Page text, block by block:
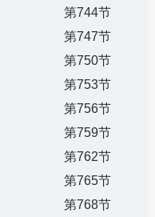
第744节
第747节
第750节
第753节
第756节
第759节
第762节
第765节
第768节